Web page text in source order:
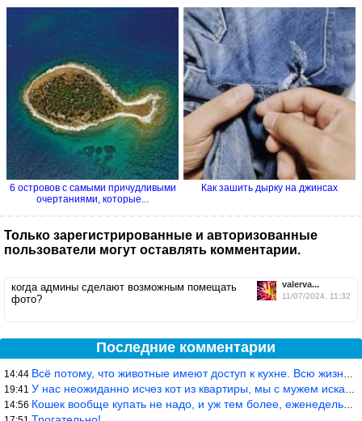
6 островов с самыми причудливыми
очертаниями, которые...
Как зашить дырку на джинсах
Только зарегистрированные и авторизованные
пользователи могут оставлять комментарии.
valerva...
11/07/2024, 11:32
когда админы сделают возможным помещать
фото?
Последние комментарии
14:44 Всё потому, что животные имеют доступ к кухне. Всю жизнь живу с
19:41 У нас неожиданно исчез кот из квартиры, мы с мужем искали повсюд
14:56 Кошек вообще купать не надо, и уж тем более, еженедельно, как лю